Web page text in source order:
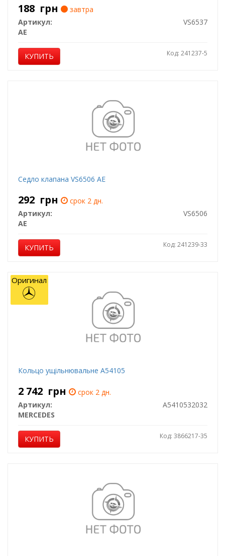
188 грн
завтра
Артикул:
VS6537
AE
КУПИТЬ Код: 241237-5
Седло клапана VS6506 AE
292 грн
срок 2 дн.
Артикул:
VS6506
AE
КУПИТЬ Код: 241239-33
Кольцо ущільнювальне A54105
2 742 грн
срок 2 дн.
Артикул:
A5410532032
MERCEDES
КУПИТЬ Код: 3866217-35
Оригинал